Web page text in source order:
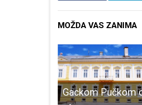
MOŽDA VAS ZANIMA